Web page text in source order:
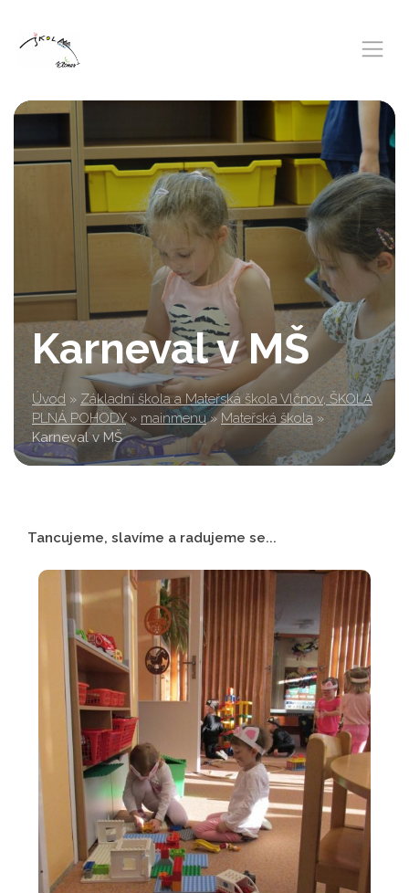
Karneval v MŠ
Úvod » Základní škola a Mateřská škola Vlčnov, ŠKOLA
PLNÁ POHODY » mainmenu » Mateřská škola »
Karneval v MŠ
Tancujeme, slavíme a radujeme se...